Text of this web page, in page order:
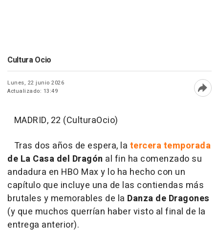
Cultura Ocio
Lunes, 22 junio 2026
Actualizado: 13:49
MADRID, 22 (CulturaOcio)
Tras dos años de espera, la tercera temporada
de La Casa del Dragón al fin ha comenzado su
andadura en HBO Max y lo ha hecho con un
capítulo que incluye una de las contiendas más
brutales y memorables de la Danza de Dragones
(y que muchos querrían haber visto al final de la
entrega anterior).